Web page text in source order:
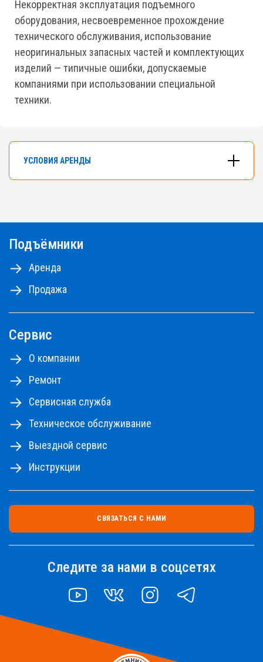
Некорректная эксплуатация подъемного
оборудования, несвоевременное прохождение
технического обслуживания, использование
неоригинальных запасных частей и комплектующих
изделий — типичные ошибки, допускаемые
компаниями при использовании специальной
техники.
УСЛОВИЯ АРЕНДЫ
Самоходные ножничные подъемники с высотой
подъемники - до 48м.
ПРАЙС-ЛИСТ НА РЕМОНТНЫЕ РАБОТЫ
Подъёмники
Аренда
Продажа
Сервис
О компании
Ремонт
Сервисная служба
Техническое обслуживание
Выездной сервис
Инструкции
СВЯЗАТЬСЯ С НАМИ
Следите за нами в соцсетях
YOUTUBE VK INSTAGRAMTELEGRAM